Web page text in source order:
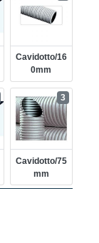
Cavidotto/16
0mm
Cavidotto/75
Mm
3